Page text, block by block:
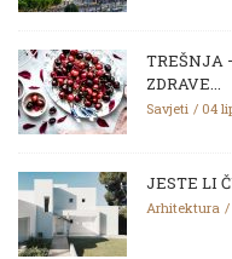
TREŠNJA
ZDRAVE...
Savjeti 04
JESTE LI
Arhitektura